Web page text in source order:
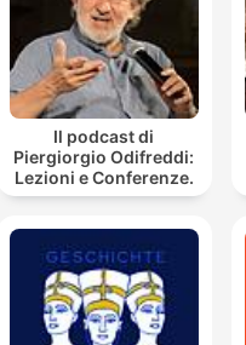
Il podcast di
Piergiorgio Odifreddi:
Lezioni e Conferenze.